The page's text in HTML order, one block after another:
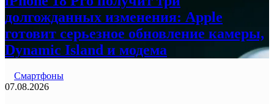
долгожданных изменения: Apple
готовит серьезное обновление камеры,
Dynamic Island и модема
Смартфоны
07.08.2026